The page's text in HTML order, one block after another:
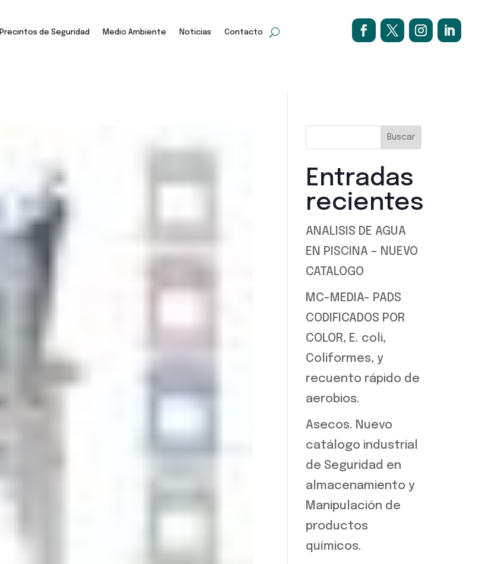
Precintos de Seguridad Medio Ambiente Noticias Contacto
Buscar
Entradas
recientes
ANALISIS DE AGUA
EN PISCINA – NUEVO
CATALOGO
MC-MEDIA- PADS
CODIFICADOS POR
COLOR, E. coli,
Coliformes, y
recuento rápido de
aerobios.
Asecos. Nuevo
catálogo industrial
de Seguridad en
almacenamiento y
Manipulación de
productos
químicos.